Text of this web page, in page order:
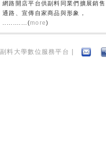
網路開店平台供副料同業們擴展銷售
通路、宣傳自家商品與形象，
............(more)
副料大學數位服務平台 |